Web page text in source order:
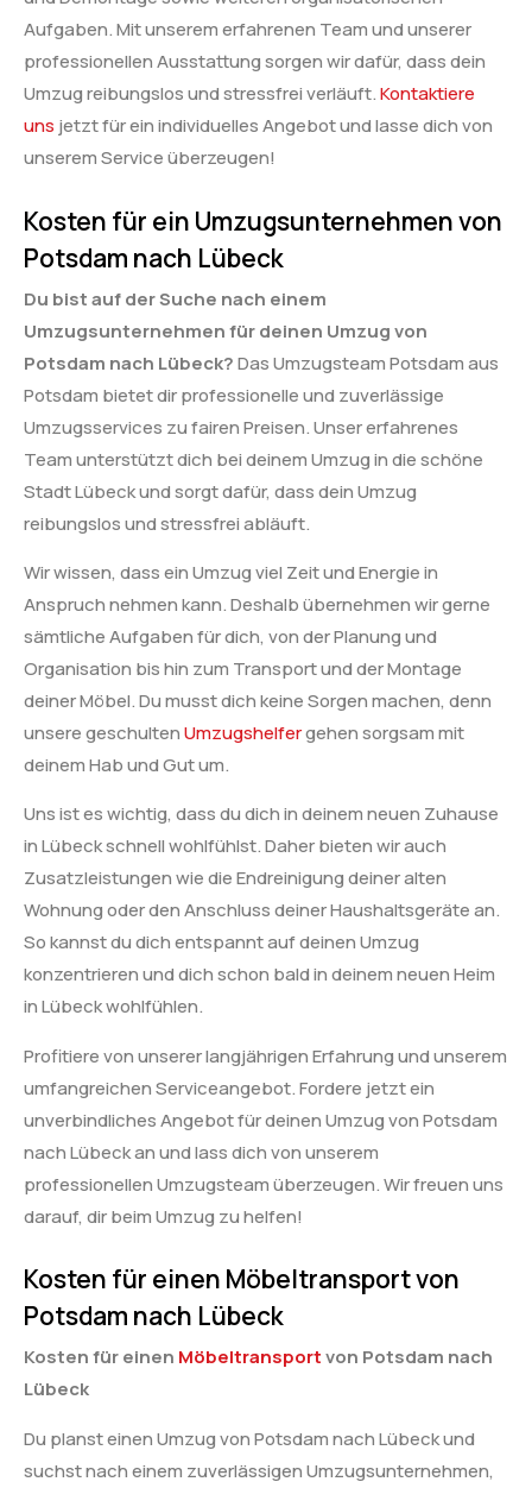
Aufgaben. Mit unserem erfahrenen Team und unserer
professionellen Ausstattung sorgen wir dafür, dass dein
Umzug reibungslos und stressfrei verläuft.Kontaktiere
uns jetzt für ein individuelles Angebot und lasse dich von
unserem Service überzeugen!
Kosten für ein Umzugsunternehmen von
Potsdam nach Lübeck
Du bist auf der Suche nach einem
Umzugsunternehmen für deinen Umzug von
Potsdam nach Lübeck?Das Umzugsteam Potsdam aus
Potsdam bietet dir professionelle und zuverlässige
Umzugsservices zu fairen Preisen. Unser erfahrenes
Team unterstützt dich bei deinem Umzug in die schöne
Stadt Lübeck und sorgt dafür, dass dein Umzug
reibungslos und stressfrei abläuft.
Wir wissen, dass ein Umzug viel Zeit und Energie in
Anspruch nehmen kann. Deshalb übernehmen wir gerne
sämtliche Aufgaben für dich, von der Planung und
Organisation bis hin zum Transport und der Montage
deiner Möbel. Du musst dich keine Sorgen machen, denn
unsere geschultenUmzugshelfergehen sorgsam mit
deinem Hab und Gut um.
Uns ist es wichtig, dass du dich in deinem neuen Zuhause
in Lübeck schnell wohlfühlst. Daher bieten wir auch
Zusatzleistungen wie die Endreinigung deiner alten
Wohnung oder den Anschluss deiner Haushaltsgeräte an.
So kannst du dich entspannt auf deinen Umzug
konzentrieren und dich schon bald in deinem neuen Heim
in Lübeck wohlfühlen.
Profitiere von unserer langjährigen Erfahrung und unserem
umfangreichen Serviceangebot. Fordere jetzt ein
unverbindliches Angebot für deinen Umzug von Potsdam
nach Lübeck an und lass dich von unserem
professionellen Umzugsteam überzeugen. Wir freuen uns
darauf, dir beim Umzug zu helfen!
Kosten für einen Möbeltransport von
Potsdam nach Lübeck
Kosten für einen Möbeltransportvon Potsdam nach
Lübeck
Du planst einen Umzug von Potsdam nach Lübeck und
suchst nach einem zuverlässigen Umzugsunternehmen,